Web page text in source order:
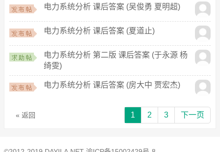
电力系统分析 课后答案 (吴俊勇 夏明超)
电力系统分析 课后答案 (夏道止)
电力系统分析 第二版 课后答案 (于永源 杨
绮雯)
电力系统分析 课后答案 (房大中 贾宏杰)
« 返回 1 2 3 下一页